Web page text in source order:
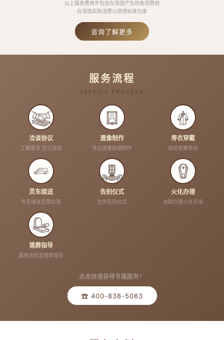
以上服务费用不包含在场馆产生的各项费用
在场馆实际消费以场馆标准为准
咨询了解更多
服务流程
SERVICE PROCESS
洽谈协议
了解需求 签订协议
遗像制作
专业遗像拍摄制作
寿衣穿戴
协助穿戴寿衣
灵车接送
专车接送至殡仪馆
告别仪式
主持告别仪式
火化办理
协助办理火化手续
落葬指导
墓地选购及落葬指导
点击快速获得专属服务！
☎ 400-838-5063